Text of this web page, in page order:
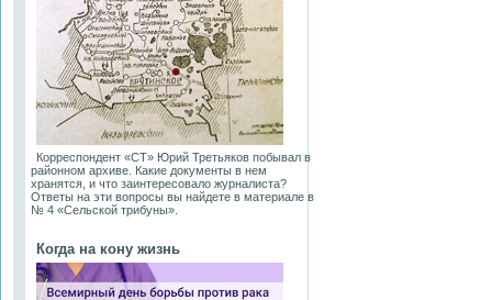
Корреспондент «СТ» Юрий Третьяков побывал в
районном архиве. Какие документы в нем
хранятся, и что заинтересовало журналиста?
Ответы на эти вопросы вы найдете в материале в
№ 4 «Сельской трибуны».
Когда на кону жизнь